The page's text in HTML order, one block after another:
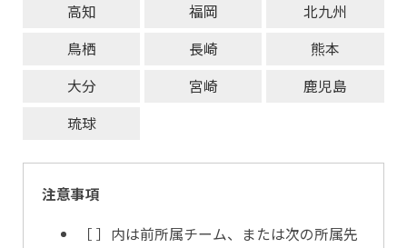
高知
福岡
北九州
鳥栖
長崎
熊本
大分
宮崎
鹿児島
琉球
注意事項
［ ］内は前所属チーム、または次の所属先